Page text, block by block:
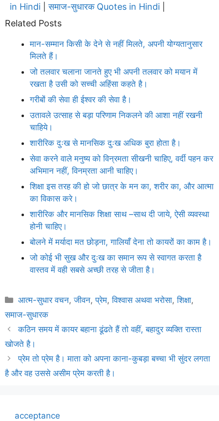
in Hindi |समाज-सुधारक Quotes in Hindi
Related Posts
मान-सम्मान किसी के देने से नहीं मिलते, अपनी योग्यतानुसार
मिलते हैं।
जो तलवार चलाना जानते हुए भी अपनी तलवार को मयान में
रखता है उसी को सच्ची अहिंसा कहते है।
गरीबों की सेवा ही ईश्वर की सेवा है।
उतावले उत्साह से बड़ा परिणाम निकलने की आशा नहीं रखनी
चाहिये।
शारीरिक दुःख से मानसिक दुःख अधिक बुरा होता है।
सेवा करने वाले मनुष्य को विन्रमता सीखनी चाहिए, वर्दी पहन कर
अभिमान नहीं, विनम्रता आनी चाहिए।
शिक्षा इस तरह की हो जो छात्र के मन का, शरीर का, और आत्मा
का विकास करे।
शारीरिक और मानसिक शिक्षा साथ –साथ दी जाये, ऐसी व्यवस्था
होनी चाहिए।
बोलने में मर्यादा मत छोड़ना, गालियाँ देना तो कायरों का काम है।
जो कोई भी सुख और दुःख का समान रूप से स्वागत करता है
वास्तव में वही सबसे अच्छी तरह से जीता है।
Categories
आत्म-सुधार वचन,जीवन,प्रेम,विश्वास अथवा भरोसा,शिक्षा,
समाज-सुधारक
कठिन समय में कायर बहाना ढूंढते हैं तो वहीं, बहादुर व्यक्ति रास्ता
खोजते है।
प्रेम तो प्रेम है। माता को अपना काना-कुबड़ा बच्चा भी सुंदर लगता
है और वह उससे असीम प्रेम करती है।
acceptance